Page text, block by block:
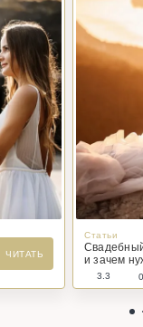
ЧИТАТЬ
Статьи
и зачем
3.3